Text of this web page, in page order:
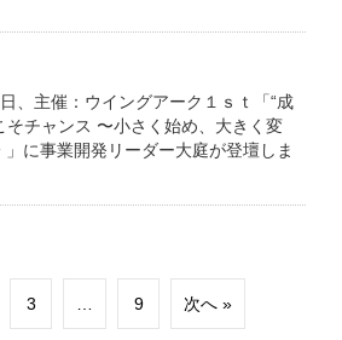
、主催：ウイングアーク１ｓｔ「“成
そチャンス 〜小さく始め、大きく変
に事業開発リーダー大庭が登壇しま
3 9 次へ »